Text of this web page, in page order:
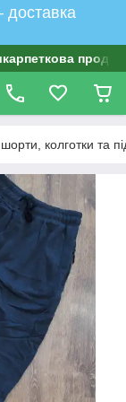
доставка
колготки та